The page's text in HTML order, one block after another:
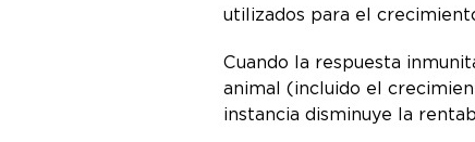
utilizados para el
Cuando la respuesta
animal (incluido el
instancia disminuye la